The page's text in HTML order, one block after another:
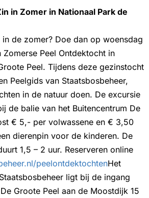
in Zomer in Nationaal Park de
de zomer? Doe dan op woensdag
Peel Ontdektocht in
Peel. Tijdens deze gezinstocht
Peelgids van Staatsbosbeheer,
in de natuur doen. De excursie
de balie van het Buitencentrum De
€ 5,- per volwassene en € 3,50
dierenpin voor de kinderen. De
1,5 – 2 uur. Reserveren online
peelontdektochtenHet
ligt bij de ingang
Groote Peel aan de Moostdijk 15